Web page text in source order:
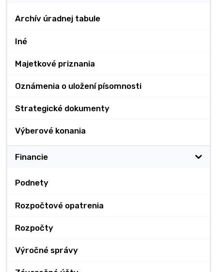
Archív úradnej tabule
Iné
Majetkové priznania
Oznámenia o uložení písomnosti
Strategické dokumenty
Výberové konania
Financie
Podnety
Rozpočtové opatrenia
Rozpočty
Výročné správy